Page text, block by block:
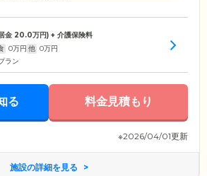
金 20.0万円) + 介護保険料
0万円 他 0万円
ラン
る 料金見積もり
※2026/04/01更新
施設の詳細を見る